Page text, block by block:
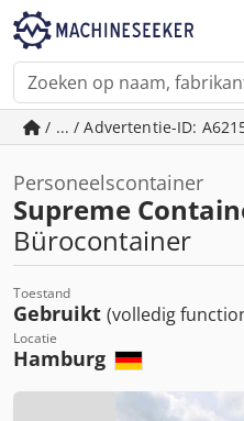
/ ... / Advertentie-ID:
Personeelscontainer
Supreme
Bürocontainer
Toestand
Gebruikt (volledig
Locatie
Hamburg